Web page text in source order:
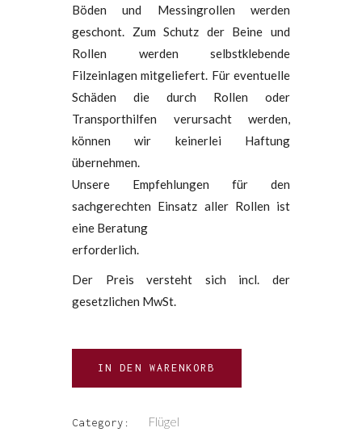
Böden und Messingrollen werden
geschont. Zum Schutz der Beine und
Rollen werden selbstklebende
Filzeinlagen mitgeliefert. Für eventuelle
Schäden die durch Rollen oder
Transporthilfen verursacht werden,
können wir keinerlei Haftung
übernehmen.
Unsere Empfehlungen für den
sachgerechten Einsatz aller Rollen ist
eine Beratung
erforderlich.
Der Preis versteht sich incl. der
gesetzlichen MwSt.
IN DEN WARENKORB
Category:
Flügel